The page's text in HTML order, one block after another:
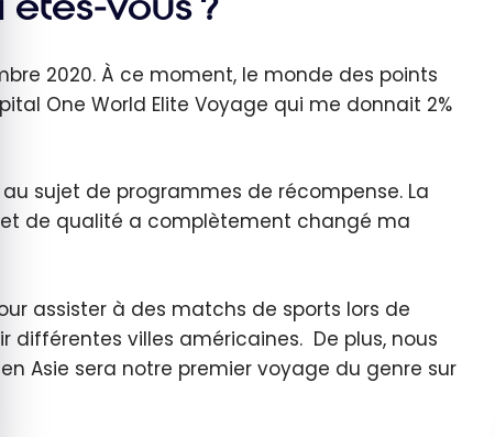
2020. À ce moment, le monde des points
One World Elite Voyage qui me donnait 2%
sujet de programmes de récompense. La
de qualité a complètement changé ma
assister à des matchs de sports lors de
différentes villes américaines. De plus, nous
en Asie sera notre premier voyage du genre sur